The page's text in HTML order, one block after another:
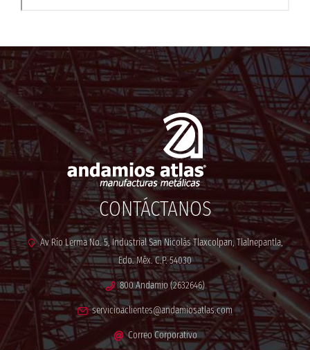
CONTÁCTANOS
Av Río Lerma No. 5, Industrial San Nicolás Tlaxcolpan, Tlalnepantla,
Edo. Méx. C.P. 54030
800 Andamio (2632646)
servicioaclientes@andamiosatlas.com
Correo Corporativo